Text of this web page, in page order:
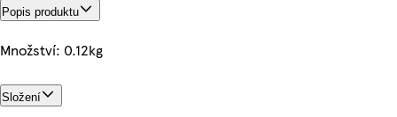
Popis produktu
Množství: 0.12kg
Složení